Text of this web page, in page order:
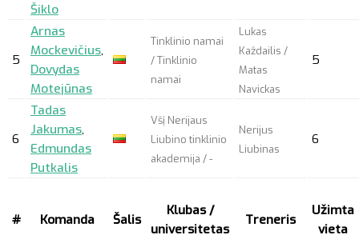
Šiklo
5
Arnas
Mockevičius,
Dovydas
Motejūnas
Tinklinio namai
/ Tinklinio
namai
Lukas
Každailis /
Matas
Navickas
5
6
Tadas
Jakumas,
Edmundas
Putkalis
Všį Nerijaus
Liubino tinklinio
akademija / -
Nerijus
Liubinas
6
# Komanda Šalis
Klubas /
universitetas
Treneris
Užimta
vieta